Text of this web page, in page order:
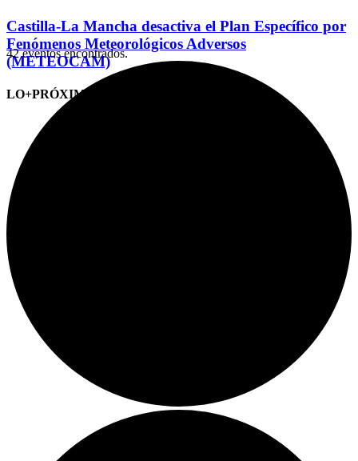
Castilla-La Mancha desactiva el Plan Específico por
Fenómenos Meteorológicos Adversos
(METEOCAM)
LO+PRÓXIMO (CITAS)
42 eventos encontrados.